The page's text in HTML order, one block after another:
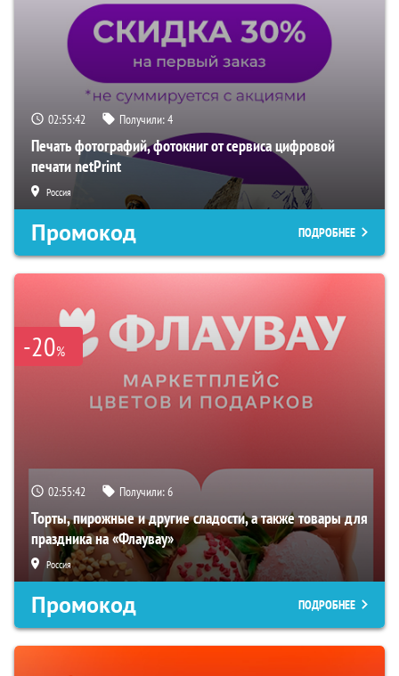
02:55:40 Получили:4
Печать фотографий, фотокниг от сервиса цифровой
печати netPrint
Россия
Промокод ПОДРОБНЕЕ
-20%
02:55:40 Получили:6
Торты, пирожные и другие сладости, а также товары для
праздника на «Флаувау»
Россия
Промокод ПОДРОБНЕЕ